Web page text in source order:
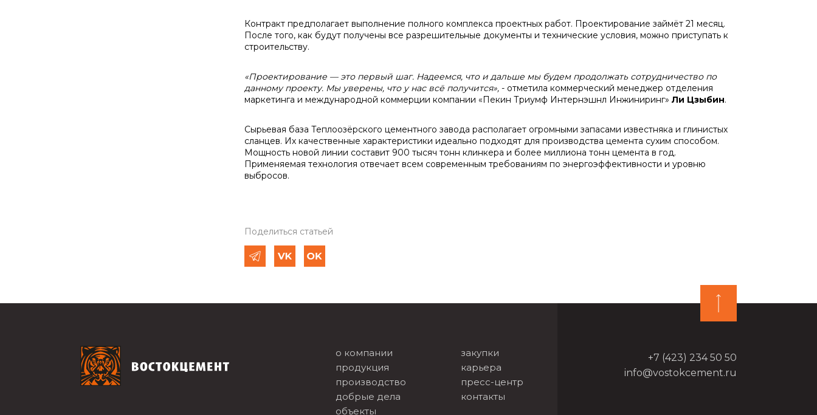
Контракт предполагает выполнение полного комплекса проектных работ. Проектирование займёт 21 месяц.
После того, как будут получены все разрешительные документы и технические условия, можно приступать к
строительству.
«Проектирование — это первый шаг. Надеемся, что и дальше мы будем продолжать сотрудничество по
данному проекту. Мы уверены, что у нас всё получится», - отметила коммерческий менеджер отделения
маркетинга и международной коммерции компании «Пекин Триумф Интернэшнл Инжиниринг» Ли Цзыбин.
Сырьевая база Теплоозёрского цементного завода располагает огромными запасами известняка и глинистых
сланцев. Их качественные характеристики идеально подходят для производства цемента сухим способом.
Мощность новой линии составит 900 тысяч тонн клинкера и более миллиона тонн цемента в год.
Применяемая технология отвечает всем современным требованиям по энергоэффективности и уровню
выбросов.
Поделиться статьей
о компании
продукция
производство
добрые дела
объекты
закупки
карьера
пресс-центр
контакты
+7 (423) 234 50 50
info@vostokcement.ru